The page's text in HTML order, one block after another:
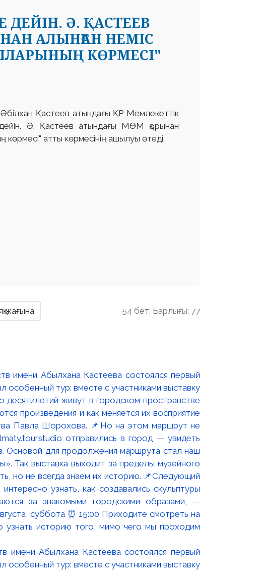
Ә. ҚАСТЕЕВ
АЛЫНҒАН НЕМІС
КӨРМЕСІ"
Әбілхан Қастеев атындағы ҚР Мемлекеттік
Ә. Қастеев атындағы МӨМ қорынан
атты көрмесінің ашылуы өтеді.
жағына 54 бет. Барлығы: 77
имени Абылхана Кастеева состоялся первый
тур: вместе с участниками выставку